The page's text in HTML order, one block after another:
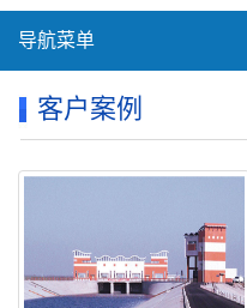
导航菜单
客户案例